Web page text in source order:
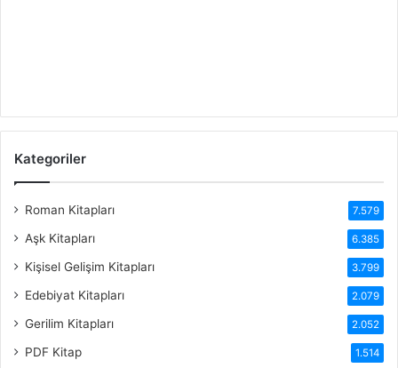
Kategoriler
Roman Kitapları 7.579
Aşk Kitapları 6.385
Kişisel Gelişim Kitapları 3.799
Edebiyat Kitapları 2.079
Gerilim Kitapları 2.052
PDF Kitap 1.514